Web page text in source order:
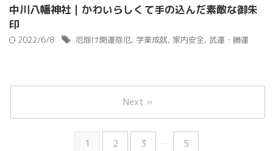
中川八幡神社｜かわいらしくて手の込んだ素敵な御朱
印
2022/6/8 厄除け開運除厄, 学業成就, 家内安全, 武運・勝運
1 2 3 … 5
Next »